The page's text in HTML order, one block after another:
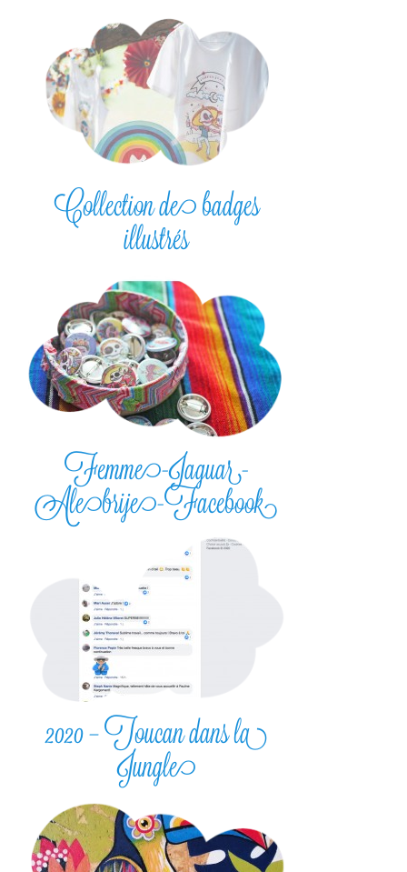
Collection de badges
illustrés
Femme-Jaguar-
Alebrije-Facebook
2020 – Toucan dans la
Jungle